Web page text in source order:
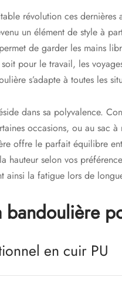
révolution ces
un élément de style à
de garder les mains
pour le travail, les
s’adapte à toutes les
dans sa polyvalence.
occasions, ou au sac à
offre le parfait équilibre
hauteur selon vos
ainsi la fatigue lors de
bandoulière
en cuir PU